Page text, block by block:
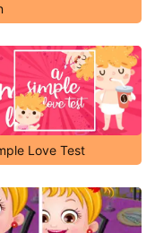
Love Test